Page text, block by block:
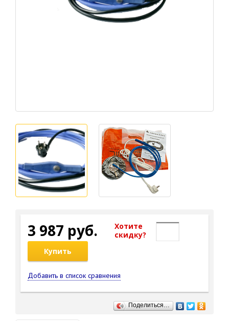
3 987 руб.
Хотите
cкидку?
Купить
Добавить в список сравнения
Поделиться…